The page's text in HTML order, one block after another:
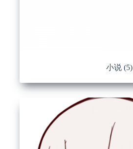
小说 (5)